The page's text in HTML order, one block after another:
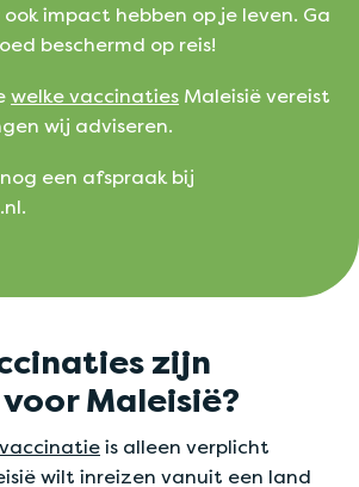
impact hebben op je leven. Ga
beschermd op reis!
welke vaccinaties Maleisië vereist
wij adviseren.
een afspraak bij
zijn
voor Maleisië?
is alleen verplicht
wilt inreizen vanuit een land